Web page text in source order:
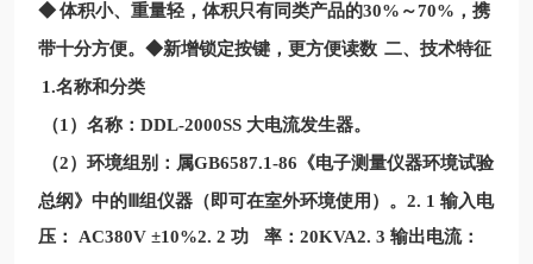
◆体积小、重量轻，体积只有同类产品的30% ～70% ，携
带十分方便。◆新增锁定按键，更方便读数 二、技术特征
1.名称和分类
（1 ）名称： DDL-2000SS 大电流发生器。
（2）环境组别：属GB6587.1-86 《电子测量仪器环境试验
总纲》中的Ⅲ组仪器（即可在室外环境使用）。 2. 1 输入电
压：
AC380V ±10%2. 2 功 率： 20KVA2. 3 输出电流：